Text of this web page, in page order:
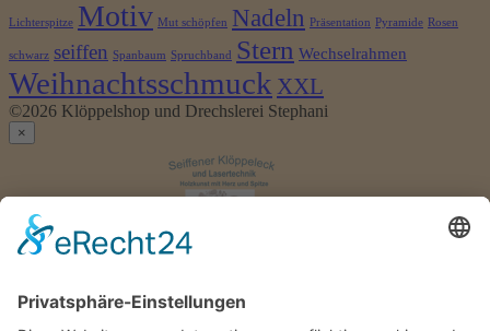
Lichterspitze Motiv Mut schöpfen Nadeln Präsentation Pyramide Rosen
schwarz seiffen Spanbaum Spruchband Stern Wechselrahmen
Weihnachtsschmuck XXL
©2026 Klöppelshop und Drechslerei Stephani
×
Anmelden